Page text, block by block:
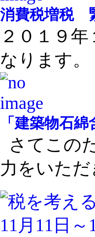
消費税増税
２０１９
なります。
「建築物石
さてこの
力をいただ